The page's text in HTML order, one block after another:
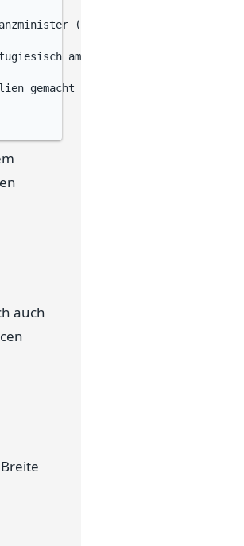
(1977-1988)
amigo) Grob finanzierte
gemacht zu haben. Daneben
auch